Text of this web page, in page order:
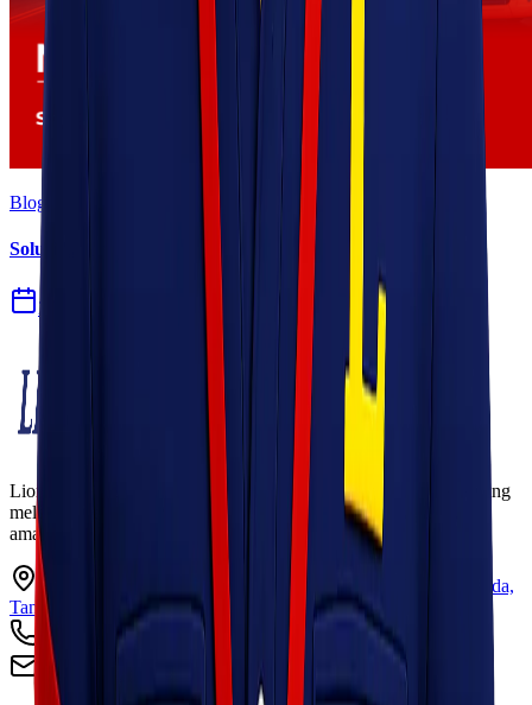
Blog
Solusi Logistik untuk Perusahaan Manufaktur
27 Jul 2026
Lionel Express adalah perusahaan jasa pengiriman terpercaya yang
melayani pengiriman barang ke seluruh Indonesia dengan cepat,
aman, dan harga kompetitif.
Ruko Garden Square Blok G No. 11-12 Jurumudi baru, Benda,
Tangerang, Banten 15124
+62 813 8838 8182
info@lionelexpress.com